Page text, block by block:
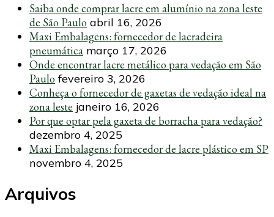
Saiba onde comprar lacre em alumínio na zona leste
de São Paulo abril 16, 2026
Maxi Embalagens: fornecedor de lacradeira
pneumática março 17, 2026
Onde encontrar lacre metálico para vedação em São
Paulo fevereiro 3, 2026
Conheça o fornecedor de gaxetas de vedação ideal na
zona leste janeiro 16, 2026
Por que optar pela gaxeta de borracha para vedação?
dezembro 4, 2025
Maxi Embalagens: fornecedor de lacre plástico em SP
novembro 4, 2025
Arquivos